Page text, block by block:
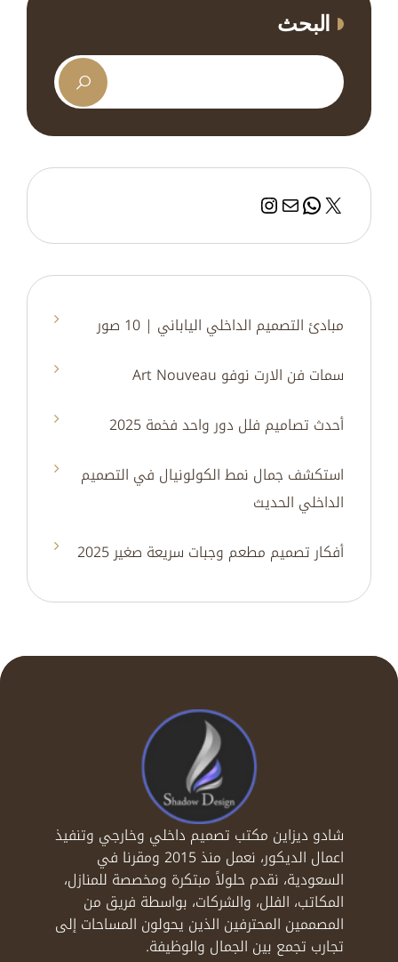
البحث
إكسواتساب
بريد
مبادئ التصميم الداخلي الياباني | 10 صور
سمات فن الارت نوفو Art Nouveau
أحدث تصاميم فلل دور واحد فخمة 2025
استكشف جمال نمط الكولونيال في التصميم
الداخلي الحديث
أفكار تصميم مطعم وجبات سريعة صغير 2025
شادو ديزاين مكتب تصميم داخلي وخارجي وتنفيذ
اعمال الديكور، نعمل منذ 2015 ومقرنا في
السعودية، نقدم حلولاً مبتكرة ومخصصة للمنازل،
المكاتب، الفلل، والشركات، بواسطة فريق من
المصممين المحترفين الذين يحولون المساحات إلى
تجارب تجمع بين الجمال والوظيفة.